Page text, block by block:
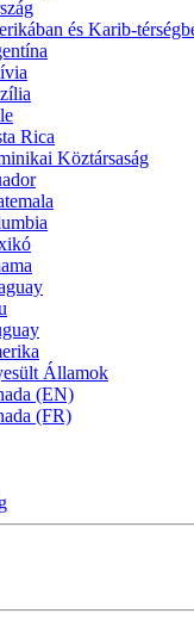
és Karib-
Rica
Köztársaság
Államok
(EN)
(FR)